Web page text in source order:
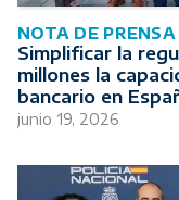
NOTA DE PRENSA
Simplificar la
millones la
bancario en
junio 19, 2026